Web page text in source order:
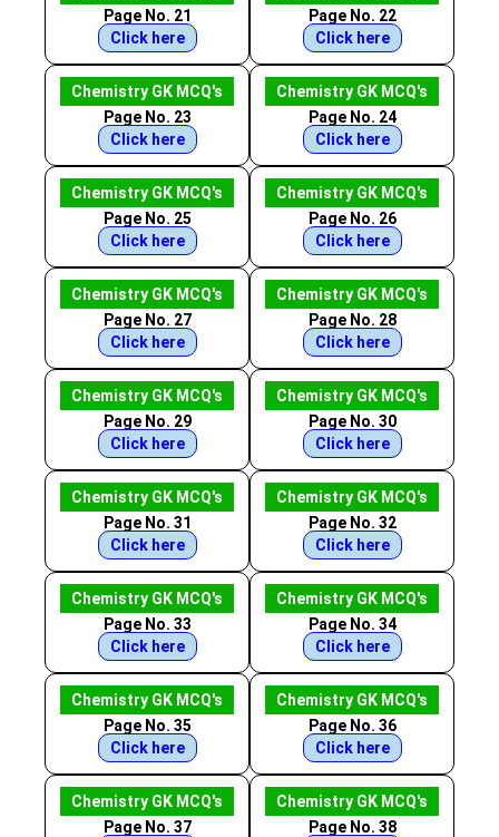
Page No. 21
Click here
Page No. 22
Click here
Chemistry GK MCQ's
Page No. 23
Click here
Chemistry GK MCQ's
Page No. 24
Click here
Chemistry GK MCQ's
Page No. 25
Click here
Chemistry GK MCQ's
Page No. 26
Click here
Chemistry GK MCQ's
Page No. 27
Click here
Chemistry GK MCQ's
Page No. 28
Click here
Chemistry GK MCQ's
Page No. 29
Click here
Chemistry GK MCQ's
Page No. 30
Click here
Chemistry GK MCQ's
Page No. 31
Click here
Chemistry GK MCQ's
Page No. 32
Click here
Chemistry GK MCQ's
Page No. 33
Click here
Chemistry GK MCQ's
Page No. 34
Click here
Chemistry GK MCQ's
Page No. 35
Click here
Chemistry GK MCQ's
Page No. 36
Click here
Chemistry GK MCQ's
Page No. 37
Chemistry GK MCQ's
Page No. 38